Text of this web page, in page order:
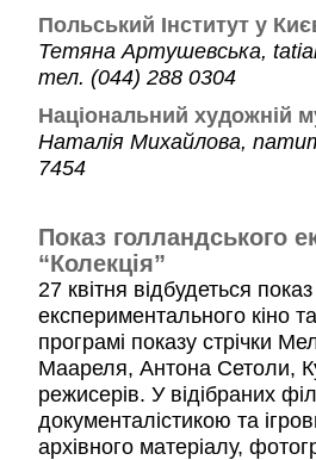
Польський Інститут у
Тетяна Артушевська,
тел. (044) 288 0304
Національний художній
Наталія Михайлова,
7454
Показ голландського
“Колекція”
27 квітня відбудеться
експериментального кіно
програмі показу стрічки
Маареля, Антона Сетоли,
режисерів. У відібраних
документалістикою та
архівного матеріалу,